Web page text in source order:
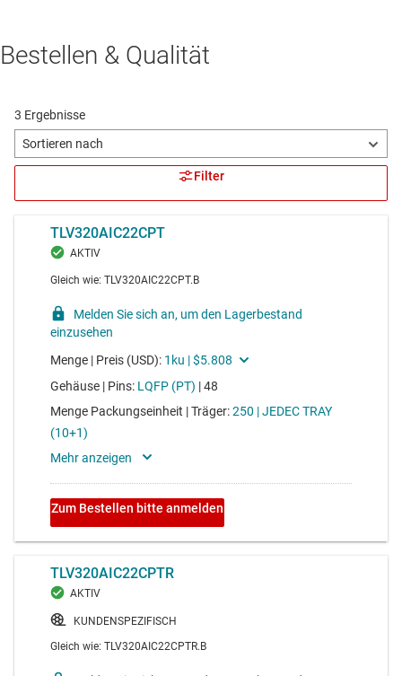
Bestellen & Qualität